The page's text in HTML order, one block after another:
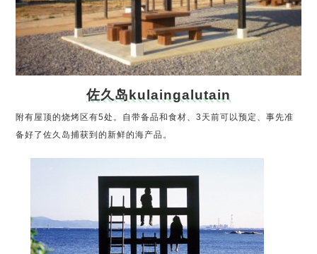
佐久岛kulaingalutain
附有屋顶的烧烤区有5处。自带备品和食材、3天前可以预定、事先准
备好了佐久岛捕获到的新鲜的海产品。